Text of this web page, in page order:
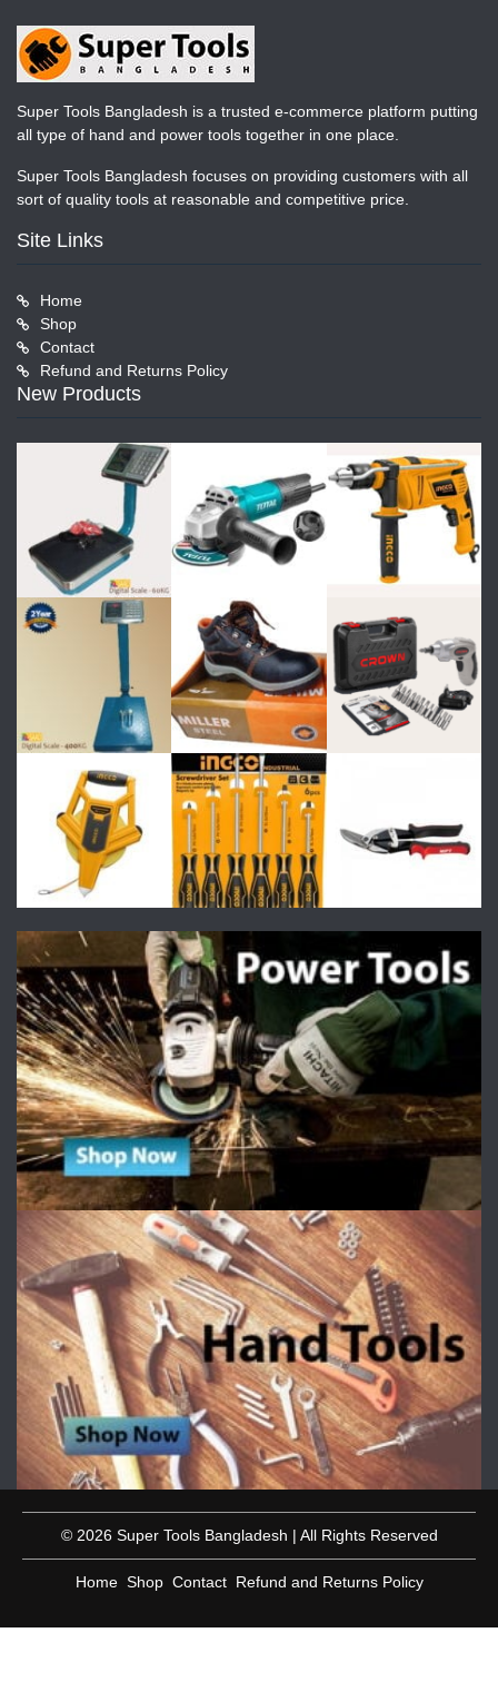
Super Tools Bangladesh is a trusted e-commerce platform putting
all type of hand and power tools together in one place.
Super Tools Bangladesh focuses on providing customers with all
sort of quality tools at reasonable and competitive price.
Site Links
Home
Shop
Contact
Refund and Returns Policy
New Products
© 2026 Super Tools Bangladesh | All Rights Reserved
Home Shop Contact Refund and Returns Policy